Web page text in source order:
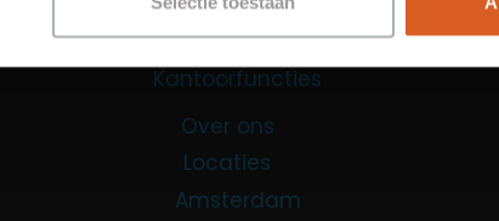
Promotiemedewerker
Kantoorfuncties
Over ons
Locaties
Amsterdam